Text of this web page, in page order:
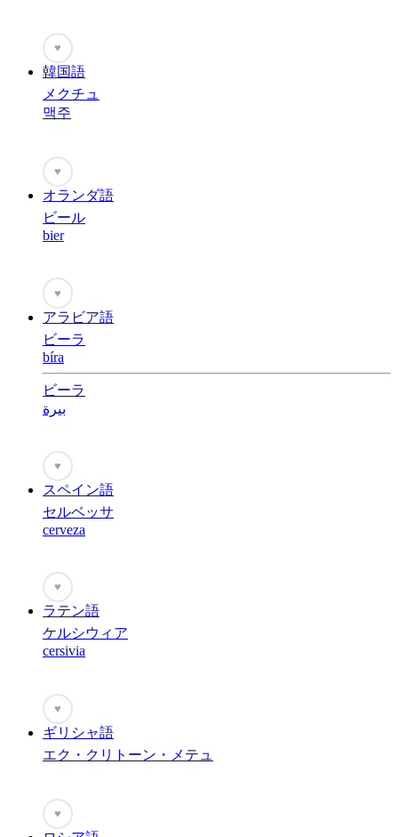
♥
韓国語
メクチュ
맥주
♥
オランダ語
ビール
bier
♥
アラビア語
ビーラ
bíra
ビーラ
بيرة
♥
スペイン語
セルベッサ
cerveza
♥
ラテン語
ケルシウィア
cersivia
♥
ギリシャ語
エク・クリトーン・メテュ
♥